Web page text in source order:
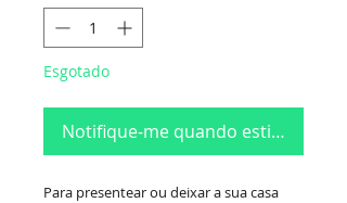
Esgotado
Notifique-me quando estiver
Para presentear ou deixar a sua casa